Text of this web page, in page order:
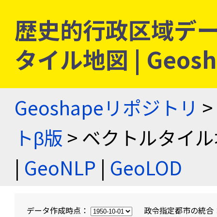
歴史的行政区域デ
タイル地図 |
Geoshapeリポジトリ >
トβ版 > ベクトルタイ
| GeoNLP | GeoLOD
データ作成時点： 政令指定都市の統